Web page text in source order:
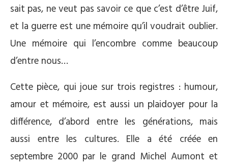
sait pas, ne veut pas savoir ce que c’est d’être Juif,
et la guerre est une mémoire qu’il voudrait oublier.
Une mémoire qui l’encombre comme beaucoup
d’entre nous…
Cette pièce, qui joue sur trois registres : humour,
amour et mémoire, est aussi un plaidoyer pour la
différence, d’abord entre les générations, mais
aussi entre les cultures. Elle a été créée en
septembre 2000 par le grand Michel Aumont et